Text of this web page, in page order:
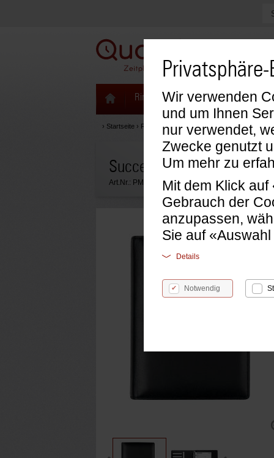
Wir verwenden
und um Ihnen
nur verwendet,
Zwecke genutzt
Um mehr zu
Mit dem Klick
Gebrauch der
anzupassen,
Sie auf
Details
Notwendig
Ringbücher & Zeitplaner
› Startseite› Ringbücher & Zeitplaner›Succes Zeitplaner
Succes Organizer Nappa
Art.Nr.: PM212N02